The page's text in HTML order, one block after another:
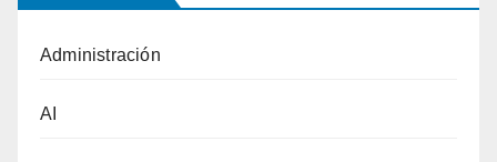
Administración
AI